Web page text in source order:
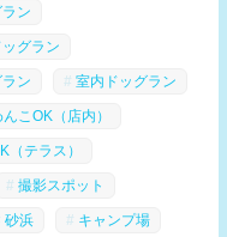
ン
ッグラン
ン 室内ドッグラン
んこOK（店内）
（テラス）
撮影スポット
砂浜 キャンプ場